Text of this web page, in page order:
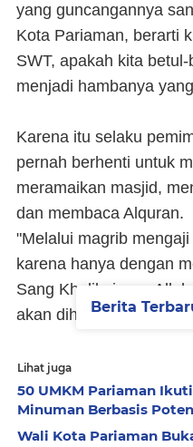
yang guncangannya
Kota Pariaman, berarti
SWT, apakah kita
menjadi hambanya
Karena itu selaku
pernah berhenti untuk
meramaikan masjid,
dan membaca Alquran.
"Melalui magrib
karena hanya dengan
Sang Khalik, insya
akan dihindarkan oleh
Lihat juga
50 UMKM Pariaman
Minuman Berbasis
Wali Kota Pariaman
Berita